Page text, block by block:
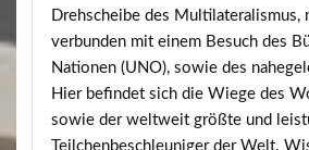
Drehscheibe des Multilateralismus,
verbunden mit einem Besuch des
Nationen (UNO), sowie des
Hier befindet sich die Wiege des
sowie der weltweit größte und
Teilchenbeschleuniger der Welt.